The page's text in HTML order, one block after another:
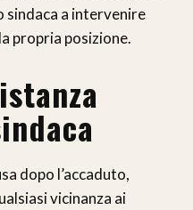
sindaca a intervenire
propria posizione.
dopo l’accaduto,
vicinanza ai